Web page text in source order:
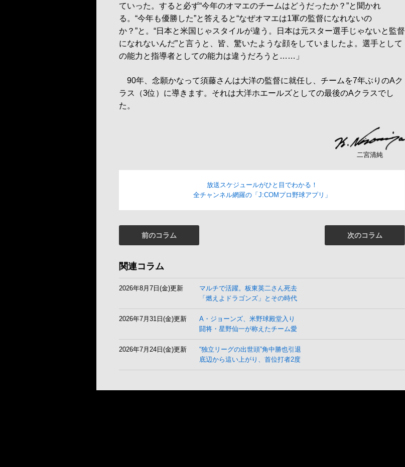
ていった。すると必ず“今年のオマエのチームはどうだったか？”と聞かれ
る。“今年も優勝した”と答えると“なぜオマエは1軍の監督になれないの
か？”と。“日本と米国じゃスタイルが違う。日本は元スター選手じゃないと監督
になれないんだ”と言うと、皆、驚いたような顔をしていましたよ。選手として
の能力と指導者としての能力は違うだろうと……」
90年、念願かなって須藤さんは大洋の監督に就任し、チームを7年ぶりのAク
ラス（3位）に導きます。それは大洋ホエールズとしての最後のAクラスでし
た。
二宮清純
放送スケジュールがひと目でわかる！
全チャンネル網羅の「J:COMプロ野球アプリ」
前のコラム 次のコラム
関連コラム
2026年8月7日(金)更新
マルチで活躍。板東英二さん死去
「燃えよドラゴンズ」とその時代
2026年7月31日(金)更新
A・ジョーンズ、米野球殿堂入り
闘将・星野仙一が称えたチーム愛
2026年7月24日(金)更新
“独立リーグの出世頭”角中勝也引退
底辺から這い上がり、首位打者2度